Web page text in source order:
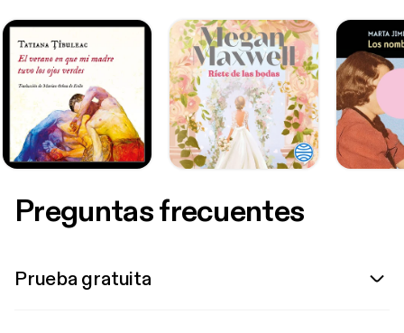
Preguntas frecuentes
Prueba gratuita